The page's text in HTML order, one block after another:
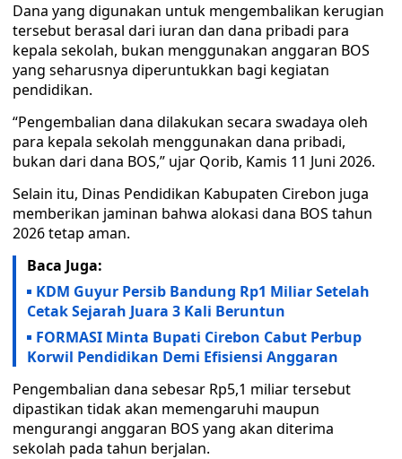
Dana yang digunakan untuk mengembalikan kerugian
tersebut berasal dari iuran dan dana pribadi para
kepala sekolah, bukan menggunakan anggaran BOS
yang seharusnya diperuntukkan bagi kegiatan
pendidikan.
“Pengembalian dana dilakukan secara swadaya oleh
para kepala sekolah menggunakan dana pribadi,
bukan dari dana BOS,” ujar Qorib, Kamis 11 Juni 2026.
Selain itu, Dinas Pendidikan Kabupaten Cirebon juga
memberikan jaminan bahwa alokasi dana BOS tahun
2026 tetap aman.
Baca Juga:
KDM Guyur Persib Bandung Rp1 Miliar Setelah
Cetak Sejarah Juara 3 Kali Beruntun
FORMASI Minta Bupati Cirebon Cabut Perbup
Korwil Pendidikan Demi Efisiensi Anggaran
Pengembalian dana sebesar Rp5,1 miliar tersebut
dipastikan tidak akan memengaruhi maupun
mengurangi anggaran BOS yang akan diterima
sekolah pada tahun berjalan.